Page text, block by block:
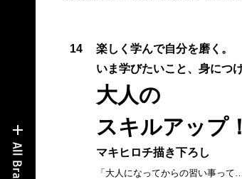
14
楽しく学んで自分を磨く。
いま学びたいこと、身につ
大人の
スキルアップ！
マキヒロチ描き下ろし
「大人になってからの習い事って…